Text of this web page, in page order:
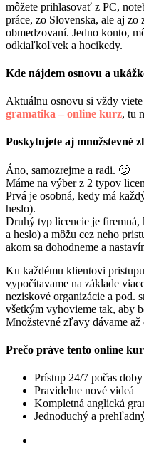
môžete prihlasovať z PC,
práce, zo Slovenska, ale aj
obmedzovaní. Jedno konto,
odkiaľkoľvek a hocikedy.
Kde nájdem osnovu a
Aktuálnu osnovu si vždy
gramatika – online kurz, tu
Poskytujete aj množstevné
Áno, samozrejme a radi. 🙂
Máme na výber z 2 typov
Prvá je osobná, kedy má
heslo).
Druhý typ licencie je firemná,
a heslo) a môžu cez neho
akom sa dohodneme a
Ku každému klientovi
vypočítavame na základe
neziskové organizácie a pod.
všetkým vyhovieme tak, aby
Množstevné zľavy dávame
Prečo práve tento online
Prístup 24/7 počas
Pravidelne nové videá
Kompletná anglická
Jednoduchý a